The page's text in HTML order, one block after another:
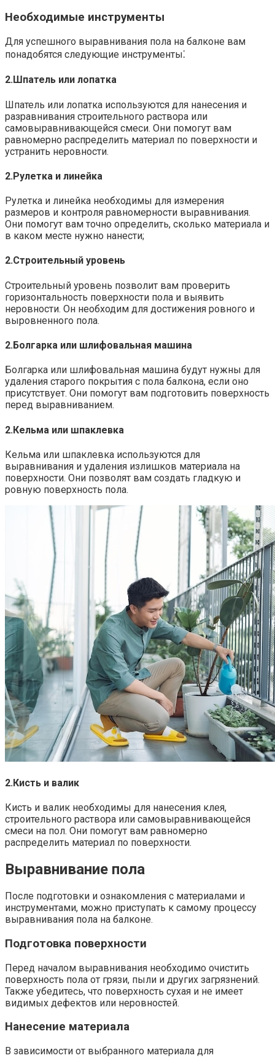
Необходимые инструменты
Для успешного выравнивания пола на балконе вам
понадобятся следующие инструменты⁚
2.​Шпатель или лопатка
Шпатель или лопатка используются для нанесения и
разравнивания строительного раствора или
самовыравнивающейся смеси.​ Они помогут вам
равномерно распределить материал по поверхности и
устранить неровности.​
2.​Рулетка и линейка
Рулетка и линейка необходимы для измерения
размеров и контроля равномерности выравнивания.​
Они помогут вам точно определить, сколько материала и
в каком месте нужно нанести;
2.​Строительный уровень
Строительный уровень позволит вам проверить
горизонтальность поверхности пола и выявить
неровности.​ Он необходим для достижения ровного и
выровненного пола.
2.Болгарка или шлифовальная машина
Болгарка или шлифовальная машина будут нужны для
удаления старого покрытия с пола балкона, если оно
присутствует.​ Они помогут вам подготовить поверхность
перед выравниванием.​
2.​Кельма или шпаклевка
Кельма или шпаклевка используются для
выравнивания и удаления излишков материала на
поверхности.​ Они позволят вам создать гладкую и
ровную поверхность пола.​
2.​Кисть и валик
Кисть и валик необходимы для нанесения клея,
строительного раствора или самовыравнивающейся
смеси на пол.​ Они помогут вам равномерно
распределить материал по поверхности.​
Выравнивание пола
После подготовки и ознакомления с материалами и
инструментами, можно приступать к самому процессу
выравнивания пола на балконе.​
Подготовка поверхности
Перед началом выравнивания необходимо очистить
поверхность пола от грязи, пыли и других загрязнений.​
Также убедитесь, что поверхность сухая и не имеет
видимых дефектов или неровностей.​
Нанесение материала
В зависимости от выбранного материала для